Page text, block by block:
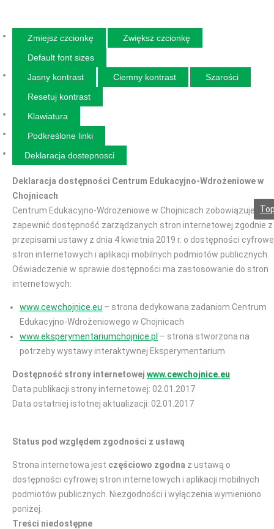
Zmiejsz czcionkę
Zwiększ czcionkę
Default font sizes
Jasny kontrast
Ciemny kontrast
Szarości
Resetuj kontrast
Klawiatura
Podkreślone linki
Deklaracja dostepnosci
Deklaracja dostępności Centrum Edukacyjno-Wdrożeniowe w
Chojnicach
Centrum Edukacyjno-Wdrożeniowe w Chojnicach zobowiązuje się
zapewnić dostępność zarządzanych stron internetowej zgodnie z
przepisami ustawy z dnia 4 kwietnia 2019 r. o dostępności
stron internetowych i aplikacji mobilnych podmiotów publicznych.
Oświadczenie w sprawie dostępności ma zastosowanie do stron
internetowych:
www.cewchojnice.eu – strona dedykowana zadaniom Centrum
Edukacyjno-Wdrożeniowego w Chojnicach
www.eksperymentariumchojnice.pl – strona stworzona na
potrzeby wystawy interaktywnej Eksperymentarium
Dostępność strony internetowej www.cewchojnice.eu
Data publikacji strony internetowej: 02.01.2017
Data ostatniej istotnej aktualizacji: 02.01.2017
Status pod względem zgodności z ustawą
Strona internetowa jest częściowo zgodna z ustawą o
dostępności cyfrowej stron internetowych i aplikacji mobilnych
podmiotów publicznych. Niezgodności i wyłączenia wymieniono
poniżej.
Treści niedostępne